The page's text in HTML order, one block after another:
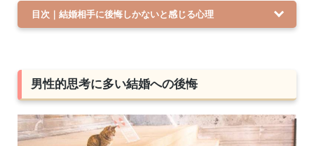
目次｜結婚相手に後悔しかないと感じる心理
男性的思考に多い結婚への後悔